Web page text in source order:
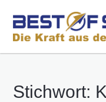
Stichwort: